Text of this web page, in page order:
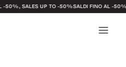
UP TO -50%SALDI FINO AL -50%,